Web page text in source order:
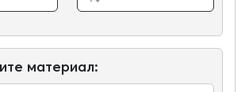
материал: